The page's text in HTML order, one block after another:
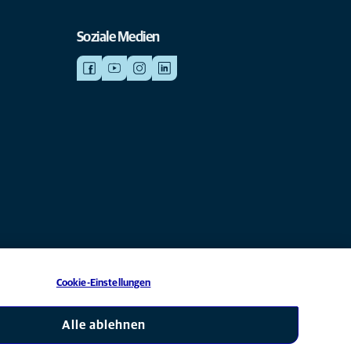
Soziale Medien
von Mars, Inc © 2026
Cookie-Einstellungen
Alle ablehnen